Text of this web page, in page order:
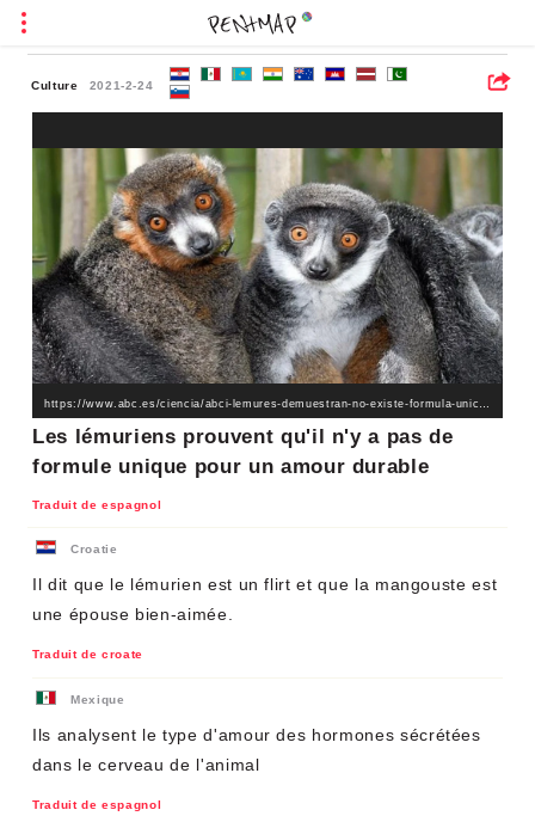
Culture 2021-2-24
https://www.abc.es/ciencia/abci-lemures-demuestran-no-existe-formula-unica-para-amor-duradero-202102130127_noticia.html
Les lémuriens prouvent qu'il n'y a pas de
formule unique pour un amour durable
Traduit de espagnol
Croatie
Il dit que le lémurien est un flirt et que la mangouste est
une épouse bien-aimée.
Traduit de croate
Mexique
Ils analysent le type d'amour des hormones sécrétées
dans le cerveau de l'animal
Traduit de espagnol